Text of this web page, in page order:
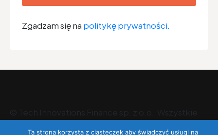
Zgadzam się na politykę prywatności.
Ta strona korzysta z ciasteczek aby świadczyć usługi na